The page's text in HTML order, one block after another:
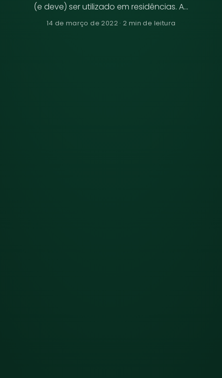
(e deve) ser utilizado em residências. A…
14 de março de 2022 · 2 min de leitura